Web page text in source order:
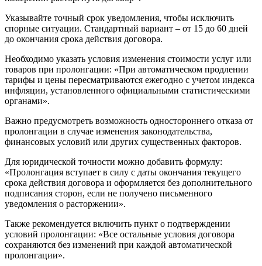
Указывайте точный срок уведомления, чтобы исключить
спорные ситуации. Стандартный вариант – от 15 до 60 дней
до окончания срока действия договора.
Необходимо указать условия изменения стоимости услуг или
товаров при пролонгации: «При автоматическом продлении
тарифы и цены пересматриваются ежегодно с учетом индекса
инфляции, установленного официальными статистическими
органами».
Важно предусмотреть возможность одностороннего отказа от
пролонгации в случае изменения законодательства,
финансовых условий или других существенных факторов.
Для юридической точности можно добавить формулу:
«Пролонгация вступает в силу с даты окончания текущего
срока действия договора и оформляется без дополнительного
подписания сторон, если не получено письменного
уведомления о расторжении».
Также рекомендуется включить пункт о подтверждении
условий пролонгации: «Все остальные условия договора
сохраняются без изменений при каждой автоматической
пролонгации».